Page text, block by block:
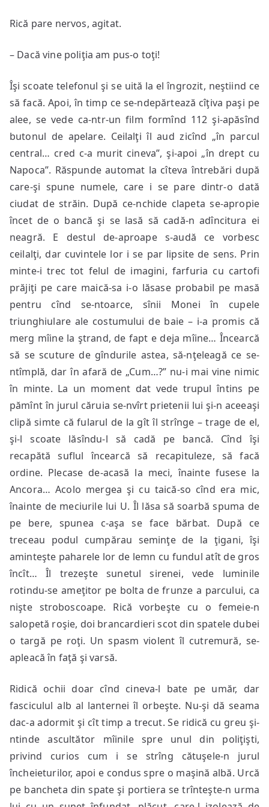
Rică pare nervos, agitat.
– Dacă vine poliţia am pus-o toţi!
Îşi scoate telefonul şi se uită la el îngrozit, neştiind ce
să facă. Apoi, în timp ce se-ndepărtează cîţiva paşi pe
alee, se vede ca-ntr-un film formînd 112 şi-apăsînd
butonul de apelare. Ceilalţi îl aud zicînd „în parcul
central… cred c-a murit cineva”, şi-apoi „în drept cu
Napoca”. Răspunde automat la cîteva întrebări după
care-şi spune numele, care i se pare dintr-o dată
ciudat de străin. După ce-nchide clapeta se-apropie
încet de o bancă şi se lasă să cadă-n adîncitura ei
neagră. E destul de-aproape s-audă ce vorbesc
ceilalţi, dar cuvintele lor i se par lipsite de sens. Prin
minte-i trec tot felul de imagini, farfuria cu cartofi
prăjiţi pe care maică-sa i-o lăsase probabil pe masă
pentru cînd se-ntoarce, sînii Monei în cupele
triunghiulare ale costumului de baie – i-a promis că
merg mîine la ştrand, de fapt e deja mîine… Încearcă
să se scuture de gîndurile astea, să-nţeleagă ce se-
ntîmplă, dar în afară de „Cum…?” nu-i mai vine nimic
în minte. La un moment dat vede trupul întins pe
pămînt în jurul căruia se-nvîrt prietenii lui şi-n aceeaşi
clipă simte că fularul de la gît îl strînge – trage de el,
şi-l scoate lăsîndu-l să cadă pe bancă. Cînd îşi
recapătă suflul încearcă să recapituleze, să facă
ordine. Plecase de-acasă la meci, înainte fusese la
Ancora… Acolo mergea şi cu taică-so cînd era mic,
înainte de meciurile lui U. Îl lăsa să soarbă spuma de
pe bere, spunea c-aşa se face bărbat. După ce
treceau podul cumpărau seminţe de la ţigani, îşi
aminteşte paharele lor de lemn cu fundul atît de gros
încît… Îl trezeşte sunetul sirenei, vede luminile
rotindu-se ameţitor pe bolta de frunze a parcului, ca
nişte stroboscoape. Rică vorbeşte cu o femeie-n
salopetă roşie, doi brancardieri scot din spatele dubei
o targă pe roţi. Un spasm violent îl cutremură, se-
apleacă în faţă şi varsă.
Ridică ochii doar cînd cineva-l bate pe umăr, dar
fasciculul alb al lanternei îl orbeşte. Nu-şi dă seama
dac-a adormit şi cît timp a trecut. Se ridică cu greu şi-
ntinde ascultător mîinile spre unul din poliţişti,
privind curios cum i se strîng cătuşele-n jurul
încheieturilor, apoi e condus spre o maşină albă. Urcă
pe bancheta din spate şi portiera se trînteşte-n urma